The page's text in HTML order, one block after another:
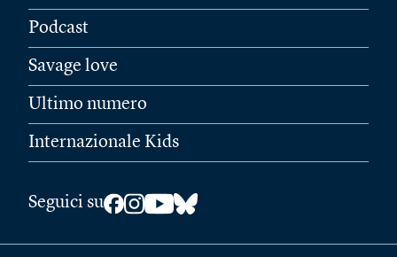
Podcast
Savage love
Ultimo numero
Internazionale Kids
Seguici su